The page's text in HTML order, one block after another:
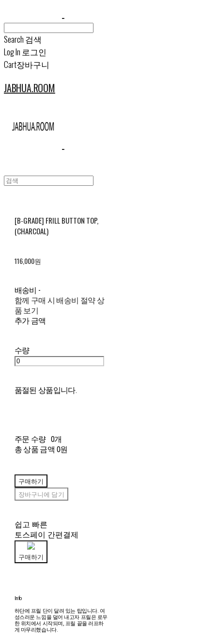
Search 검색
Log In 로그인
Cart장바구니
JABHUA.ROOM
[B-GRADE] FRILL BUTTON TOP,
(CHARCOAL)
116,000원
배송비 -
함께 구매 시 배송비 절약 상
품 보기
추가 금액
수량
품절된 상품입니다.
주문 수량 0개
총 상품 금액 0원
구매하기
장바구니에 담기
쉽고 빠른
토스페이 간편결제
구매하기
lnfo
하단에 프릴 단이 달려 있는 탑입니다. 여
성스러운 느낌을 덜어 내고자 프릴은 로우
한 위치에서 시작되며, 프릴 끝을 러프하
게 마무리했습니다.